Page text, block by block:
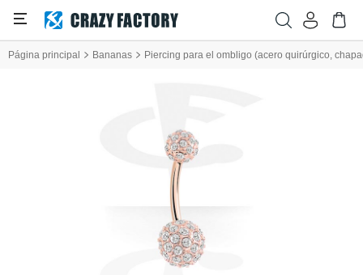
Página principal Bananas Piercing para el ombligo (acero quirúrgico,